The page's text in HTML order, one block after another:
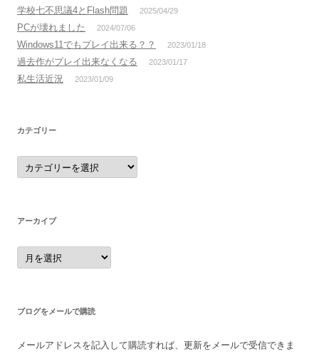
学校七不思議4とFlash問題 2025/04/29
PCが壊れました 2024/07/06
Windows11でもプレイ出来る？？ 2023/01/18
過去作がプレイ出来なくなる 2023/01/17
私生活近況 2023/01/09
カテゴリー
カ
テ
ゴ
アーカイブ
ア
ー
カ
ブログをメールで購読
メールアドレスを記入して購読すれば、更新をメールで受信できま